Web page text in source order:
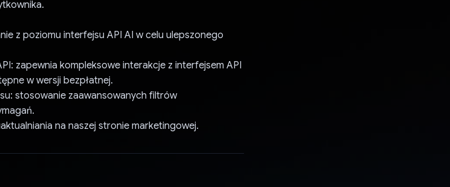
z poziomu interfejsu API AI w celu ulepszonego
zapewnia kompleksowe interakcje z interfejsem API
w wersji bezpłatnej.
stosowanie zaawansowanych filtrów
na naszej stronie marketingowej.